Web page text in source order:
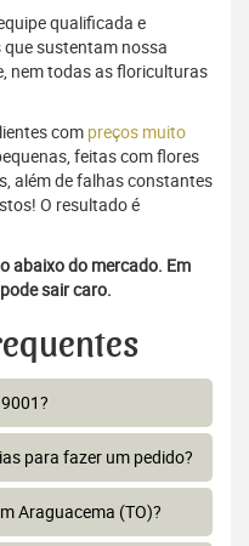
qualificada e
sustentam nossa
nem todas as floriculturas
com preços muito
feitas com flores
além de falhas constantes
O resultado é
abaixo do mercado. Em
sair caro.
para fazer um pedido?
Araguacema (TO)?